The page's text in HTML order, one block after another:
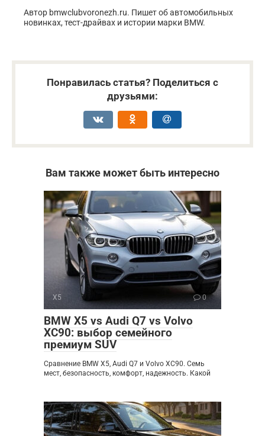
Автор bmwclubvoronezh.ru. Пишет об автомобильных
новинках, тест-драйвах и истории марки BMW.
Понравилась статья? Поделиться с
друзьями:
Вам также может быть интересно
X5 0
BMW X5 vs Audi Q7 vs Volvo
XC90: выбор семейного
премиум SUV
Сравнение BMW X5, Audi Q7 и Volvo XC90. Семь
мест, безопасность, комфорт, надежность. Какой